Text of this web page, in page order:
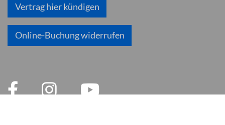
Vertrag hier kündigen
Online-Buchung widerrufen